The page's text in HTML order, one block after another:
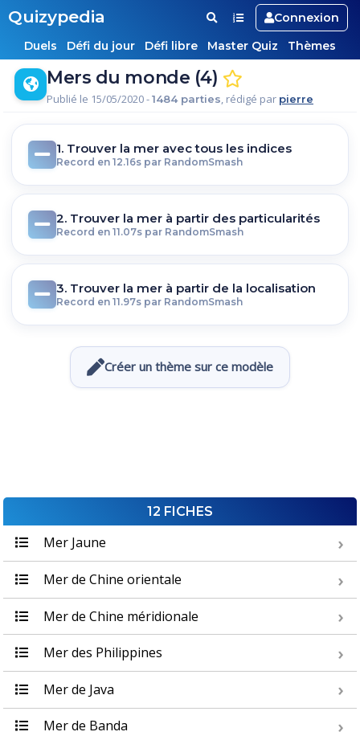
Quizypedia
Connexion
Duels
Défi du jour Défi libre Master Quiz Thèmes
Mers du monde (4)
Publié le 15/05/2020 -1484 parties, rédigé par pierre
1. Trouver la mer avec tous les indices
Record en 12.16s par RandomSmash
2. Trouver la mer à partir des particularités
Record en 11.07s par RandomSmash
3. Trouver la mer à partir de la localisation
Record en 11.97s par RandomSmash
Créer un thème sur ce modèle
12 FICHES
Mer Jaune
Mer de Chine orientale
Mer de Chine méridionale
Mer des Philippines
Mer de Java
Mer de Banda